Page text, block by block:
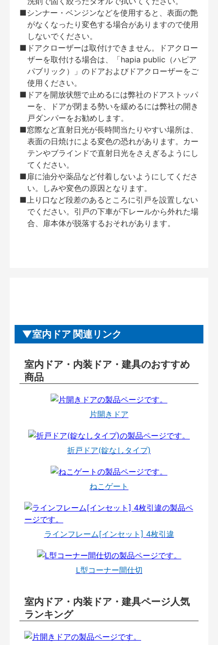
■シンナー・ベンジンなどを使用すると、表面の艶
がなくなったり変色する場合がありますので使用
しないでください。
■ドアクローザーは取付けできません。ドアクロー
ザーを取付ける場合は、「hapia public（ハピア
パブリック）」のドアおよびドアクローザーをご
使用ください。
■ドアを開放状態で止めるには弊社のドアストッパ
ーを、ドアが閉まる勢いを緩めるには弊社の開き
戸ダンパーをお勧めします。
■窓際など直射日光が長時間当たりやすい場所は、
表面の日焼けによる変色の恐れがあります。カー
テンやブラインドで直射日光をさえぎるようにし
てください。
■扉に油分や薬品など付着しないようにしてくださ
い。しみや変色の原因となります。
■上り口など段差のあるところに引戸を設置しない
でください。引戸の下車が下レールから外れた場
合、扉本体が脱落するおそれがあります。
室内ドア 関連リンク
室内ドア・内装ドア・建具のおすすめ
商品
片開きドア
折戸ドア(錠なしタイプ)
ねこゲート
ラインフレーム[インセット] 4枚引違
L型コーナー間仕切
室内ドア・内装ドア・建具ページ人気
ランキング